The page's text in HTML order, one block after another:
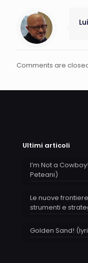
Comments are
Ultimi articoli
I’m Not a
Peteani)
Le nuove
strumenti e
Golden Sand!